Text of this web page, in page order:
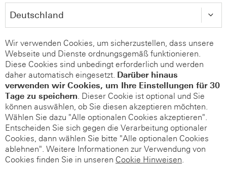
Wir verwenden Cookies, um sicherzustellen, dass unsere
Webseite und Dienste ordnungsgemäß funktionieren.
Diese Cookies sind unbedingt erforderlich und werden
daher automatisch eingesetzt. Darüber hinaus
verwenden wir Cookies, um Ihre Einstellungen für 30
Tage zu speichern. Dieser Cookie ist optional und Sie
können auswählen, ob Sie diesen akzeptieren möchten.
Wählen Sie dazu "Alle optionalen Cookies akzeptieren".
Entscheiden Sie sich gegen die Verarbeitung optionaler
Cookies, dann wählen Sie bitte "Alle optionalen Cookies
ablehnen". Weitere Informationen zur Verwendung von
Cookies finden Sie in unseren Cookie Hinweisen.